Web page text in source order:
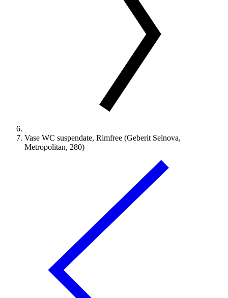
Vase WC suspendate, Rimfree (Geberit Selnova,
Metropolitan, 280)